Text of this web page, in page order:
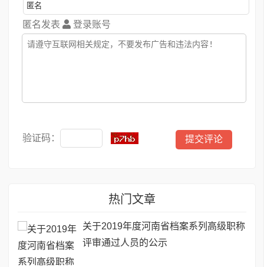
匿名发表 登录账号
验证码：
热门文章
关于2019年度河南省档案系列高级职称
评审通过人员的公示